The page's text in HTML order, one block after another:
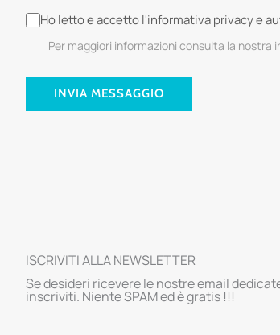
Ho letto e accetto l'informativa privacy e
Per maggiori informazioni consulta la nostra
INVIA MESSAGGIO
ISCRIVITI ALLA NEWSLETTER
Se desideri ricevere le nostre email
inscriviti. Niente SPAM ed è gratis !!!